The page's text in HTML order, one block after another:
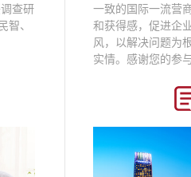
查研
智、
一致的国际一流营
和获得感，促进企
风，以解决问题为
实情。感谢您的参与